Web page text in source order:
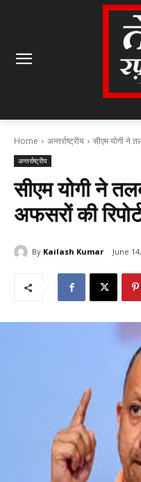
Home अन्तर्राष्ट्रीय सीएम योगी ने
अन्तर्राष्ट्रीय
सीएम योगी ने
अफसरों की
By Kailash Kumar June